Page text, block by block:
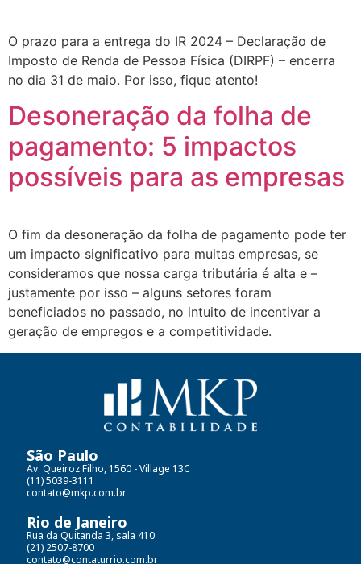
O prazo para a entrega do IR 2024 – Declaração de
Imposto de Renda de Pessoa Física (DIRPF) – encerra
no dia 31 de maio. Por isso, fique atento!
Desoneração da folha de
pagamento: 5 impactos
possíveis para as empresas
O fim da desoneração da folha de pagamento pode ter
um impacto significativo para muitas empresas, se
consideramos que nossa carga tributária é alta e –
justamente por isso – alguns setores foram
beneficiados no passado, no intuito de incentivar a
geração de empregos e a competitividade.
São Paulo
Av. Queiroz Filho, 1560 - Village 13C
(11) 5039-3111
contato@mkp.com.br
Rio de Janeiro
Rua da Quitanda 3, sala 410
(21) 2507-8700
contato@contaturrio.com.br